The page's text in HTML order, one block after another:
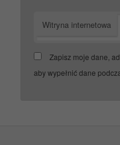
Witryna internetowa
Zapisz moje dane,
aby wypełnić dane